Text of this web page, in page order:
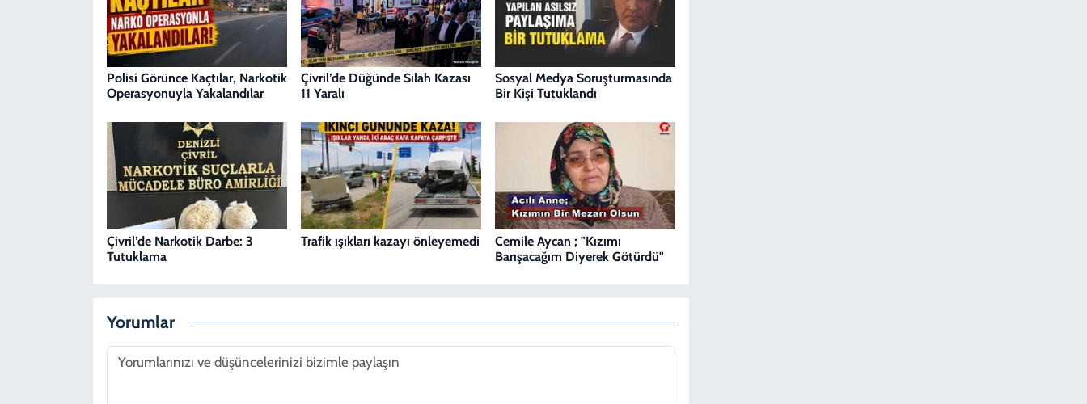
Polisi Görünce Kaçtılar, Narkotik
Operasyonuyla Yakalandılar
Çivril’de Düğünde Silah Kazası
11 Yaralı
Sosyal Medya Soruşturmasında
Bir Kişi Tutuklandı
Çivril’de Narkotik Darbe: 3
Tutuklama
Trafik ışıkları kazayı önleyemedi
Cemile Aycan ; "Kızımı
Barışacağım Diyerek Götürdü"
Yorumlar